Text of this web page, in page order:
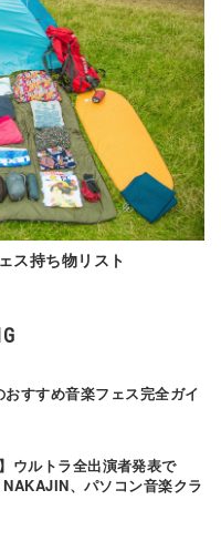
ス持ち物リスト
すすめ音楽フェス完全ガイ
ウルトラ全出演者発表で
、パソコン音楽クラ